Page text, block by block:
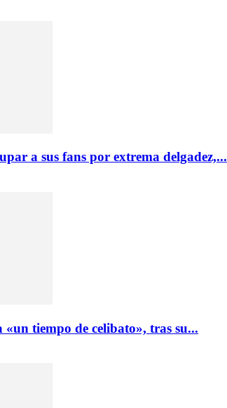
a sus fans por extrema delgadez,...
«un tiempo de celibato», tras su...